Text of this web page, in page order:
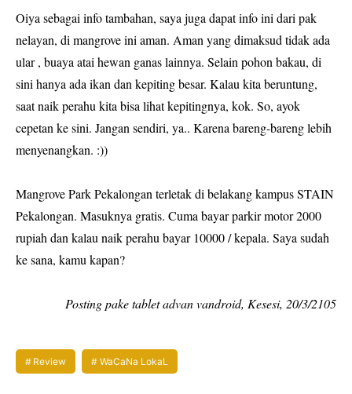
Oiya sebagai info tambahan, saya juga dapat info ini dari pak
nelayan, di mangrove ini aman. Aman yang dimaksud tidak ada
ular , buaya atai hewan ganas lainnya. Selain pohon bakau, di
sini hanya ada ikan dan kepiting besar. Kalau kita beruntung,
saat naik perahu kita bisa lihat kepitingnya, kok. So, ayok
cepetan ke sini. Jangan sendiri, ya.. Karena bareng-bareng lebih
menyenangkan. :))
Mangrove Park Pekalongan terletak di belakang kampus STAIN
Pekalongan. Masuknya gratis. Cuma bayar parkir motor 2000
rupiah dan kalau naik perahu bayar 10000 / kepala. Saya sudah
ke sana, kamu kapan?
Posting pake tablet advan vandroid, Kesesi, 20/3/2105
Review WaCaNa LokaL